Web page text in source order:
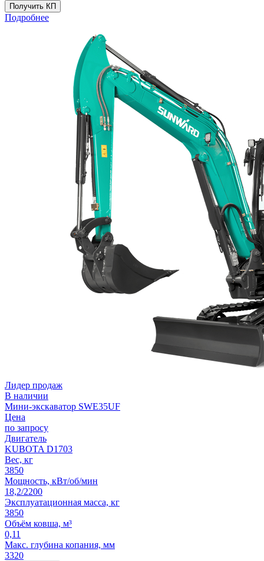
Получить КП
Подробнее
Лидер продаж
В наличии
Мини-экскаватор SWE35UF
Цена
по запросу
Двигатель
KUBOTA D1703
Вес, кг
3850
Мощность, кВт/об/мин
18,2/2200
Эксплуатационная масса, кг
3850
Объём ковша, м³
0,11
Макс. глубина копания, мм
3320